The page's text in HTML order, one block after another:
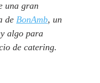
una gran
de BonAmb, un
algo para
de catering.